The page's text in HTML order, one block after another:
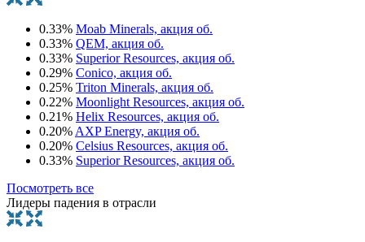
0.33% Moab Minerals, акция об.
0.33% QEM, акция об.
0.33% Superior Resources, акция об.
0.29% Conico, акция об.
0.25% Triton Minerals, акция об.
0.22% Moonlight Resources, акция об.
0.21% Helix Resources, акция об.
0.20% AXP Energy, акция об.
0.20% Celsius Resources, акция об.
0.33% Superior Resources, акция об.
Посмотреть все
Лидеры падения в отрасли